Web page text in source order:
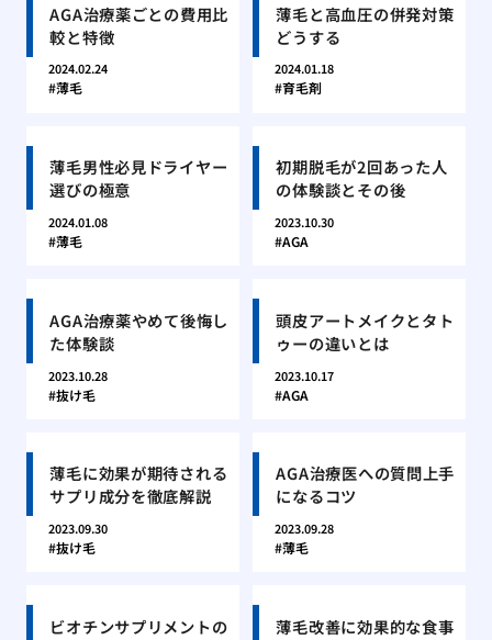
AGA治療薬ごとの費用比
較と特徴
2024.02.24
薄毛
薄毛と高血圧の併発対策
どうする
2024.01.18
育毛剤
薄毛男性必見ドライヤー
選びの極意
2024.01.08
薄毛
初期脱毛が2回あった人
の体験談とその後
2023.10.30
AGA
AGA治療薬やめて後悔し
た体験談
2023.10.28
抜け毛
頭皮アートメイクとタト
ゥーの違いとは
2023.10.17
AGA
薄毛に効果が期待される
サプリ成分を徹底解説
2023.09.30
抜け毛
AGA治療医への質問上手
になるコツ
2023.09.28
薄毛
ビオチンサプリメントの
薄毛改善に効果的な食事